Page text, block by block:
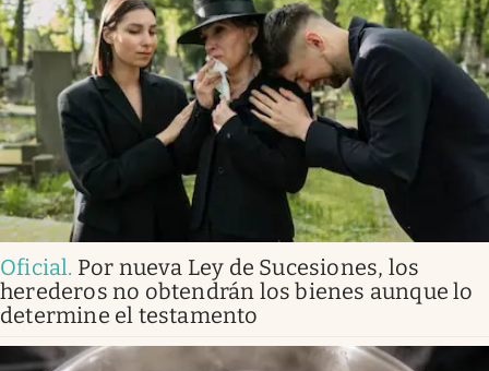
Oficial. Por nueva Ley de Sucesiones, los
herederos no obtendrán los bienes aunque lo
determine el testamento